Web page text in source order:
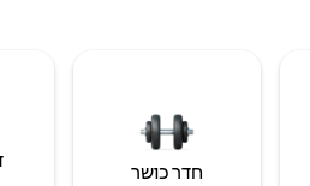
חדר כושר